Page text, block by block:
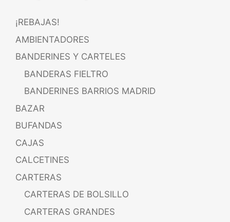
¡REBAJAS!
AMBIENTADORES
BANDERINES Y CARTELES
BANDERAS FIELTRO
BANDERINES BARRIOS MADRID
BAZAR
BUFANDAS
CAJAS
CALCETINES
CARTERAS
CARTERAS DE BOLSILLO
CARTERAS GRANDES